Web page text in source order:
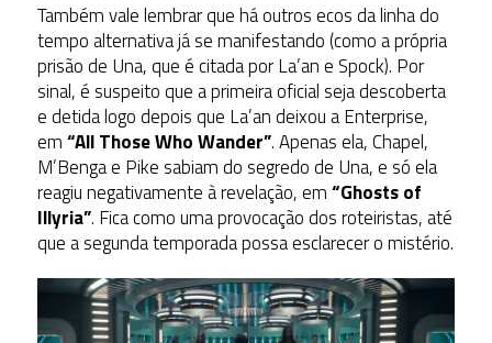
Também vale lembrar que há outros ecos da linha do
tempo alternativa já se manifestando (como a própria
prisão de Una, que é citada por La’an e Spock). Por
sinal, é suspeito que a primeira oficial seja descoberta
e detida logo depois que La’an deixou a Enterprise,
em“All Those Who Wander”. Apenas ela, Chapel,
M’Benga e Pike sabiam do segredo de Una, e só ela
reagiu negativamente à revelação, em“Ghosts of
Illyria”. Fica como uma provocação dos roteiristas, até
que a segunda temporada possa esclarecer o mistério.